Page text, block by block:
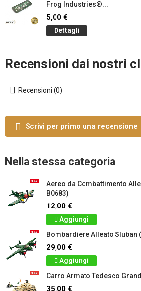
Frog Industries®...
5,00 €
Dettagli
Recensioni dai nostri
Recensioni (0)
Scrivi per primo una recensione
Nella stessa categoria
Aereo da Combattimento
B0683)
12,00 €
Aggiungi
Bombardiere Alleato Sluban
29,00 €
Aggiungi
Carro Armato Tedesco
35,00 €